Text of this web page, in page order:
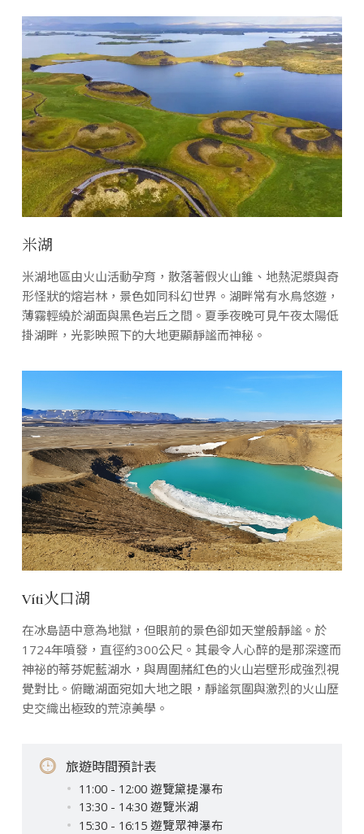
米湖
米湖地區由火山活動孕育，散落著假火山錐、地熱泥漿與奇
形怪狀的熔岩林，景色如同科幻世界。湖畔常有水鳥悠遊，
薄霧輕繞於湖面與黑色岩丘之間。夏季夜晚可見午夜太陽低
掛湖畔，光影映照下的大地更顯靜謐而神秘。
Víti火口湖
在冰島語中意為地獄，但眼前的景色卻如天堂般靜謐。於
1724年噴發，直徑約300公尺。其最令人心醉的是那深邃而
神祕的蒂芬妮藍湖水，與周圍赭紅色的火山岩壁形成強烈視
覺對比。俯瞰湖面宛如大地之眼，靜謐氛圍與激烈的火山歷
史交織出極致的荒涼美學。
旅遊時間預計表
11:00 - 12:00 遊覽黛提瀑布
13:30 - 14:30 遊覽米湖
15:30 - 16:15 遊覽眾神瀑布